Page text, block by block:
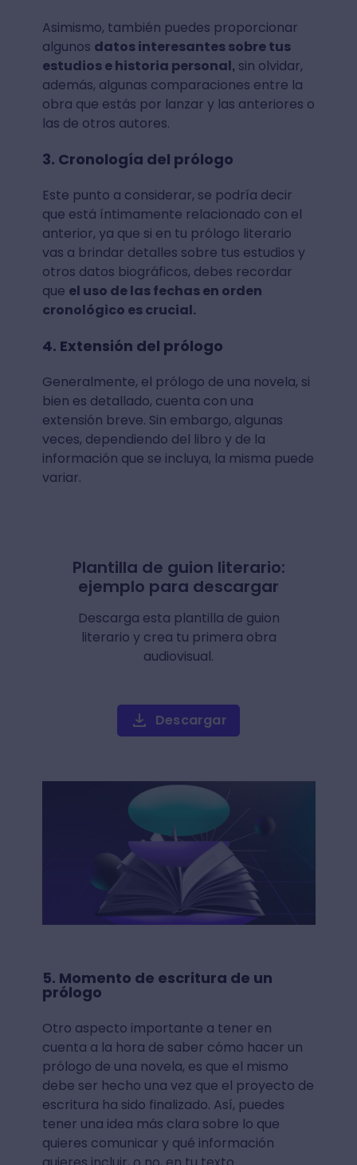
Asimismo, también puedes proporcionar
algunos datos interesantes sobre tus
estudios e historia personal, sin olvidar,
además, algunas comparaciones entre la
obra que estás por lanzar y las anteriores o
las de otros autores.
3. Cronología del prólogo
Este punto a considerar, se podría decir
que está íntimamente relacionado con el
anterior, ya que si en tu prólogo literario
vas a brindar detalles sobre tus estudios y
otros datos biográficos, debes recordar
que el uso de las fechas en orden
cronológico es crucial.
4. Extensión del prólogo
Generalmente, el prólogo de una novela, si
bien es detallado, cuenta con una
extensión breve. Sin embargo, algunas
veces, dependiendo del libro y de la
información que se incluya, la misma puede
variar.
Plantilla de guion literario:
ejemplo para descargar
Descarga esta plantilla de guion
literario y crea tu primera obra
audiovisual.
Descargar
5. Momento de escritura de un
prólogo
Otro aspecto importante a tener en
cuenta a la hora de saber cómo hacer un
prólogo de una novela, es que el mismo
debe ser hecho una vez que el proyecto de
escritura ha sido finalizado. Así, puedes
tener una idea más clara sobre lo que
quieres comunicar y qué información